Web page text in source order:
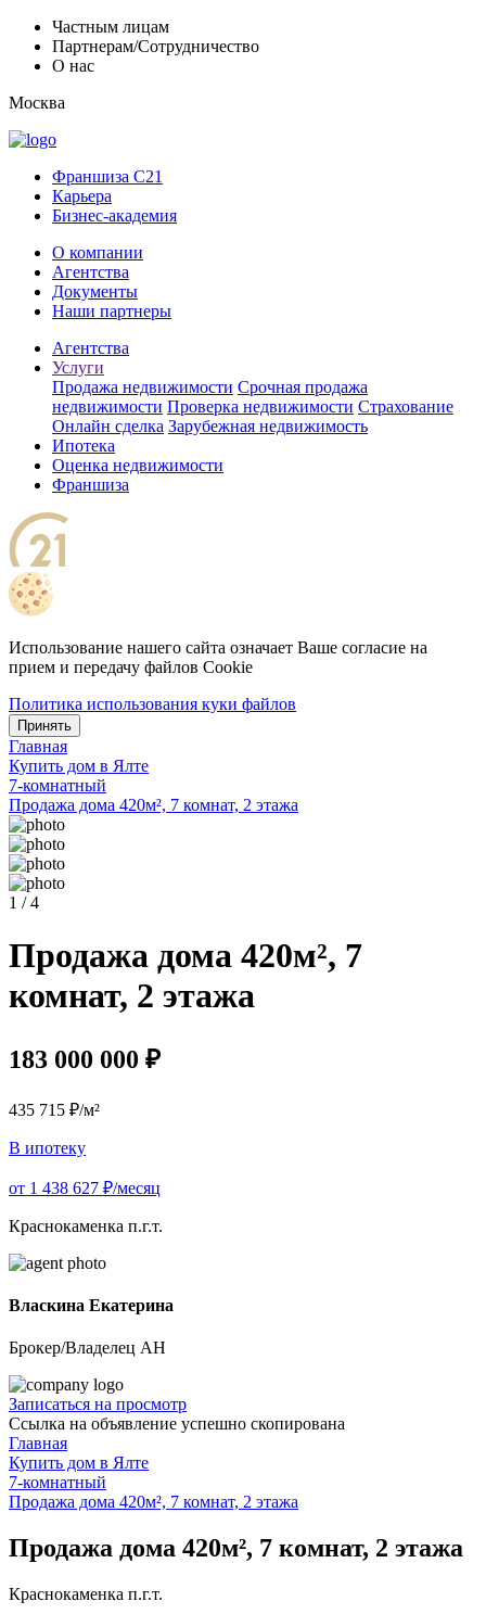
Частным лицам
Партнерам/Сотрудничество
О нас
Москва
Франшиза C21
Карьера
Бизнес-академия
О компании
Агентства
Документы
Наши партнеры
Агентства
Услуги
Продажа недвижимости Срочная продажа
недвижимости Проверка недвижимости Страхование
Онлайн сделка Зарубежная недвижимость
Ипотека
Оценка недвижимости
Франшиза
Использование нашего сайта означает Ваше согласие на
прием и передачу файлов Cookie
Политика использования куки файлов
Принять
Главная
Купить дом в Ялте
7-комнатный
Продажа дома 420м², 7 комнат, 2 этажа
1 / 4
Продажа дома 420м², 7
комнат, 2 этажа
183 000 000 ₽
435 715 ₽/м²
В ипотеку
от 1 438 627 ₽/месяц
Краснокаменка п.г.т.
Власкина Екатерина
Брокер/Владелец АН
Записаться на просмотр
Ссылка на объявление успешно скопирована
Главная
Купить дом в Ялте
7-комнатный
Продажа дома 420м², 7 комнат, 2 этажа
Продажа дома 420м², 7 комнат, 2 этажа
Краснокаменка п.г.т.